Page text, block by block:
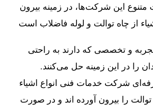
متنوع این شرکت‌ها، در زمینه بیرون
از چاه توالت و لوله فاضلاب است
تجربه و تخصصی که دارند به راحتی
را در این زمینه حل می‌کنند.
شرکت خدمات فنی انواع اشیاء
توالت را بیرون آورده اند و در صورت